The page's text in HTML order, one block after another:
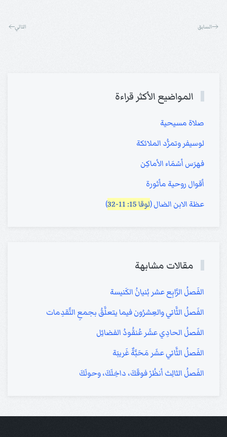
السابق التالي
المواضيع الأكثر قراءة
صلاة مسيحية
لوسيفر وتمرُّد الملائكة
فهرَس أسْمَاء الأماكِن
أقوال روحية مأثورة
عظة الابن الضال (لوقا 15: 11-32 )
مقالات مشابهة
الفَصلُ الرَّابِع عشر بُنيانُ الكَنيسة
الفَصلُ الثَّاني والعِشرُون فيما يتعلَّقُ بجمعِ التَّقدِمات
الفَصلُ الحادِي عشَر عُنقُودُ الفضائِل
الفَصلُ الثَّاني عشَر مَحَبَّةٌ غَريبَة
الفَصلُ الثالِث أنظُرْ فوقَكَ، داخِلَكَ، وحولَكَ